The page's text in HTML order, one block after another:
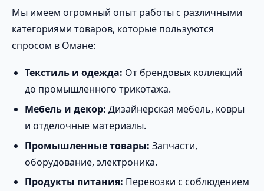
Мы имеем огромный опыт работы с различными
категориями товаров, которые пользуются
спросом в Омане:
Текстиль и одежда: От брендовых коллекций
до промышленного трикотажа.
Мебель и декор: Дизайнерская мебель, ковры
и отделочные материалы.
Промышленные товары: Запчасти,
оборудование, электроника.
Продукты питания: Перевозки с соблюдением